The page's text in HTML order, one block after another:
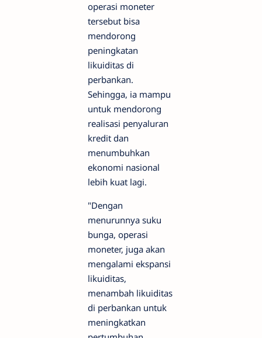
operasi moneter
tersebut bisa
mendorong
peningkatan
likuiditas di
perbankan.
Sehingga, ia mampu
untuk mendorong
realisasi penyaluran
kredit dan
menumbuhkan
ekonomi nasional
lebih kuat lagi.
"Dengan
menurunnya suku
bunga, operasi
moneter, juga akan
mengalami ekspansi
likuiditas,
menambah likuiditas
di perbankan untuk
meningkatkan